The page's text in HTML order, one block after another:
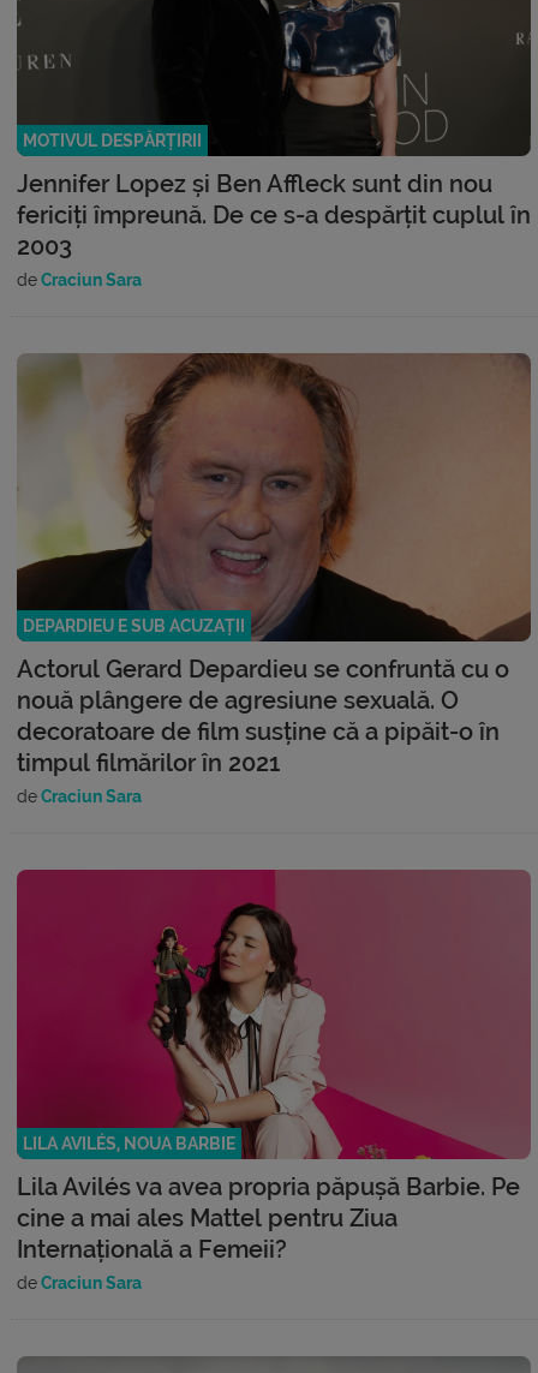
MOTIVUL DESPĂRȚIRII
Jennifer Lopez și Ben Affleck sunt din nou
fericiți împreună. De ce s-a despărțit cuplul în
2003
deCraciun Sara
DEPARDIEU E SUB ACUZAȚII
Actorul Gerard Depardieu se confruntă cu o
nouă plângere de agresiune sexuală. O
decoratoare de film susține că a pipăit-o în
timpul filmărilor în 2021
deCraciun Sara
LILA AVILÉS, NOUA BARBIE
Lila Avilés va avea propria păpușă Barbie. Pe
cine a mai ales Mattel pentru Ziua
Internațională a Femeii?
deCraciun Sara